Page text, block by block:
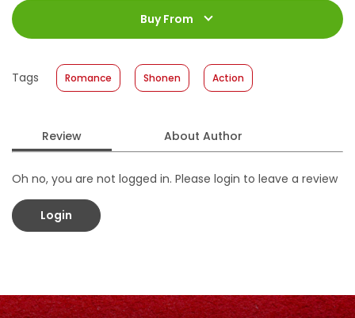
192 halaman
Size
:
11,4 x 17,2
Format
Hardcover
Buy From
Tags Romance Shonen Action
Review About Author
Oh no, you are not logged in. Please login to leave a review
Login